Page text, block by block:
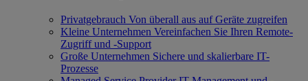
Privatgebrauch Von überall aus auf Geräte zugreifen
Kleine Unternehmen Vereinfachen Sie Ihren Remote-
Zugriff und -Support
Große Unternehmen Sichere und skalierbare IT-
Prozesse